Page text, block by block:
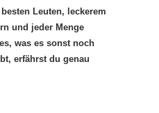
Leuten, leckerem
und jeder Menge
was es sonst noch
erfährst du genau